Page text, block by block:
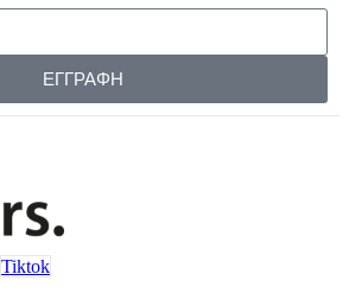
ΕΓΓΡΑΦΗ
Tiktok